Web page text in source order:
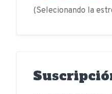
(Selecionando la